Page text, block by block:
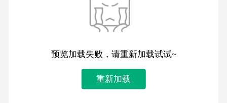
预览加载失败，请重新加载试试~
重新加载